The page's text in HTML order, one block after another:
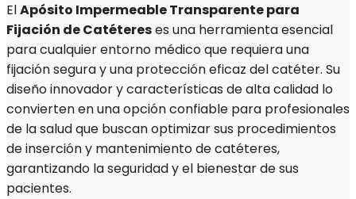
ElApósito Impermeable Transparente para
Fijación de Catétereses una herramienta esencial
para cualquier entorno médico que requiera una
fijación segura y una protección eficaz del catéter. Su
diseño innovador y características de alta calidad lo
convierten en una opción confiable para profesionales
de la salud que buscan optimizar sus procedimientos
de inserción y mantenimiento de catéteres,
garantizando la seguridad y el bienestar de sus
pacientes.